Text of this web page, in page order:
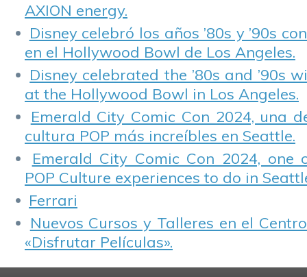
AXION energy.
Disney celebró los años ’80s y ’90s
en el Hollywood Bowl de Los Angeles.
Disney celebrated the ’80s and ’90s
at the Hollywood Bowl in Los Angeles.
Emerald City Comic Con 2024, una
cultura POP más increíbles en Seattle.
Emerald City Comic Con 2024,
POP Culture experiences to do in
Ferrari
Nuevos Cursos y Talleres en el
«Disfrutar Películas».